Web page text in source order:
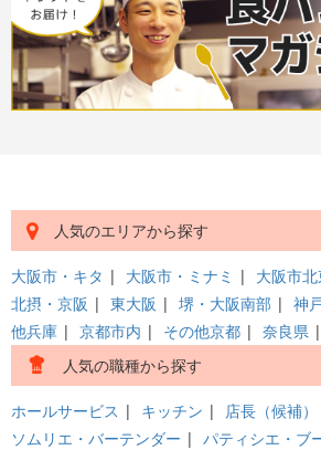
人気のエリアから探す
大阪市・キタ | 大阪市・ミナミ | 大阪市
北摂・京阪 | 東大阪 | 堺・大阪南部 | 神
他兵庫 | 京都市内 | その他京都 | 奈良県 |
人気の職種から探す
ホールサービス | キッチン | 店長（候補）
ソムリエ・バーテンダー | パティシエ・ブ